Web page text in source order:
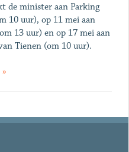
de minister aan Parking
10 uur), op 11 mei aan
13 uur) en op 17 mei aan
Tienen (om 10 uur).